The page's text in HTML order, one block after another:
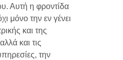
Αυτή η φροντίδα
μόνο την εν γένει
και της
και τις
την